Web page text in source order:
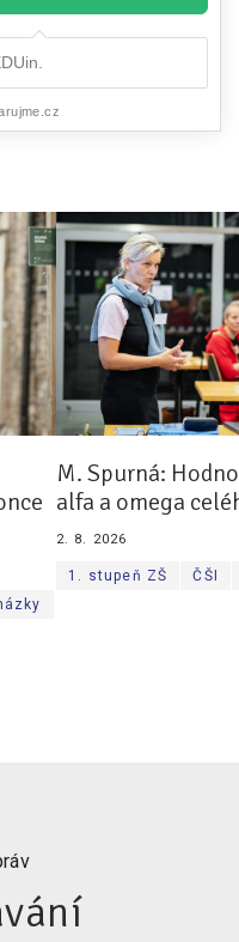
M. Spurná:
alfa a omega
2. 8. 2026
1. stupeň ZŠ ČŠI